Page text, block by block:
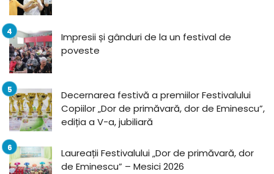
Impresii și gânduri de la un festival de
poveste
Decernarea festivă a premiilor Festivalului
Copiilor „Dor de primăvară, dor de Eminescu”,
ediția a V-a, jubiliară
Laureații Festivalului „Dor de primăvară, dor
de Eminescu” – Mesici 2026